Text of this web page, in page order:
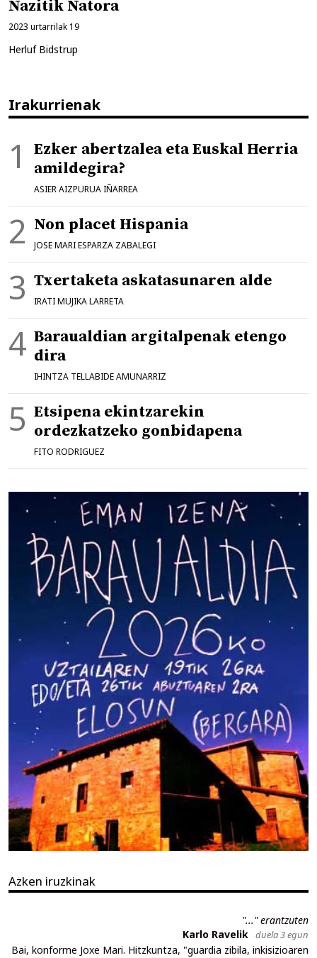
Nazitik Natora
2023 urtarrilak 19
Herluf Bidstrup
Irakurrienak
Ezker abertzalea eta Euskal Herria
amildegira?
ASIER AIZPURUA IÑARREA
Non placet Hispania
JOSE MARI ESPARZA ZABALEGI
Txertaketa askatasunaren alde
IRATI MUJIKA LARRETA
Baraualdian argitalpenak etengo
dira
IHINTZA TELLABIDE AMUNARRIZ
Etsipena ekintzarekin
ordezkatzeko gonbidapena
FITO RODRIGUEZ
Azken iruzkinak
"..." erantzuten
Karlo Ravelik duela 3 egun
Bai, konforme Joxe Mari. Hitzkuntza, "guardia zibila, inkisizioaren